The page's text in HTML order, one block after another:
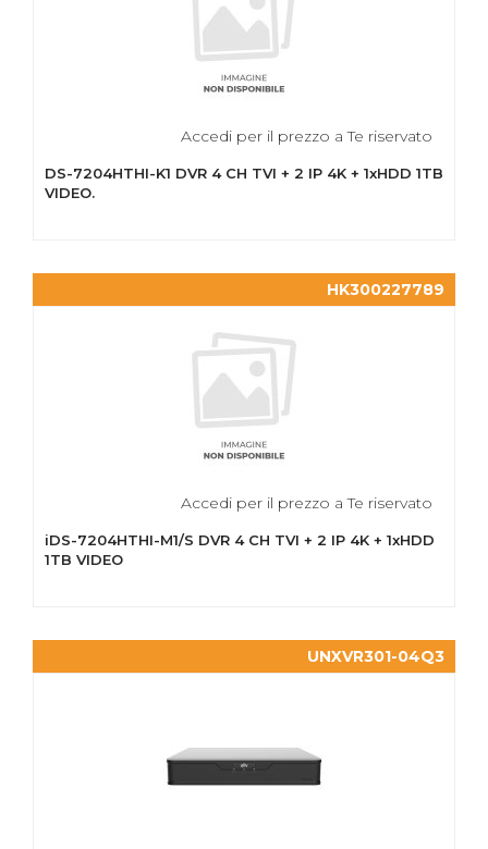
Accedi per il prezzo a Te riservato
DS-7204HTHI-K1 DVR 4 CH TVI + 2 IP 4K + 1xHDD 1TB
VIDEO.
HK300227789
Accedi per il prezzo a Te riservato
iDS-7204HTHI-M1/S DVR 4 CH TVI + 2 IP 4K + 1xHDD
1TB VIDEO
UNXVR301-04Q3